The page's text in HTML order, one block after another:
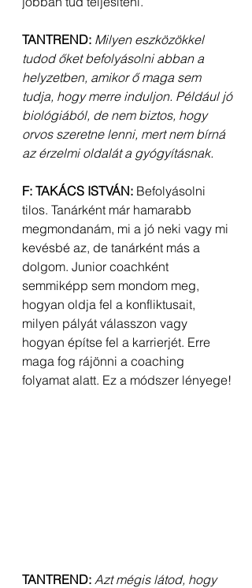
TANTREND: Milyen eszközökkel
tudod őket befolyásolni abban a
helyzetben, amikor ő maga sem
tudja, hogy merre induljon. Például jó
biológiából, de nem biztos, hogy
orvos szeretne lenni, mert nem bírná
az érzelmi oldalát a gyógyításnak.
F: TAKÁCS ISTVÁN: Befolyásolni
tilos. Tanárként már hamarabb
megmondanám, mi a jó neki vagy mi
kevésbé az, de tanárként más a
dolgom. Junior coachként
semmiképp sem mondom meg,
hogyan oldja fel a konfliktusait,
milyen pályát válasszon vagy
hogyan építse fel a karrierjét. Erre
maga fog rájönni a coaching
folyamat alatt. Ez a módszer lényege!
TANTREND: Azt mégis látod, hogy